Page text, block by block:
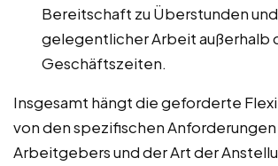
Bereitschaft zu Überstunden und
gelegentlicher Arbeit außerhalb
Geschäftszeiten.
Insgesamt hängt die geforderte
von den spezifischen Anforderungen
Arbeitgebers und der Art der